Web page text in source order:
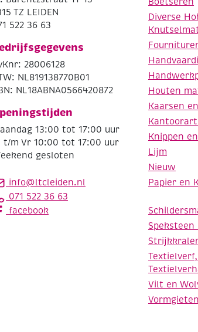
TZ LEIDEN
522 36 63
28006128
NL819138770B01
NL18ABNA0566420872
13:00 tot 17:00 uur
t/m Vr 10:00 tot 17:00 uur
gesloten
info@ltcleiden.nl
071 522 36 63
facebook
Diverse
Houten
Kaarsen
Knippen
Lijm
Nieuw
Papier en
Vilt en
Vormgieten